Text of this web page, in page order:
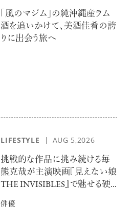
「風のマジム」の純沖縄産ラム
酒を追いかけて、美酒佳肴の誇
りに出会う旅へ
LIFESTYLE AUG 5,2026
挑戦的な作品に挑み続ける毎
熊克哉が主演映画『見えない娘
THE INVISIBLES』で魅せる硬
俳優